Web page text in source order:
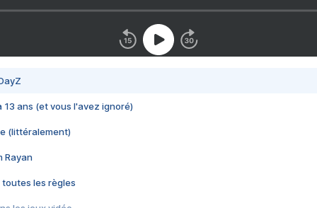
13 ans (et vous l'avez ignoré)
(littéralement)
Rayan
toutes les règles